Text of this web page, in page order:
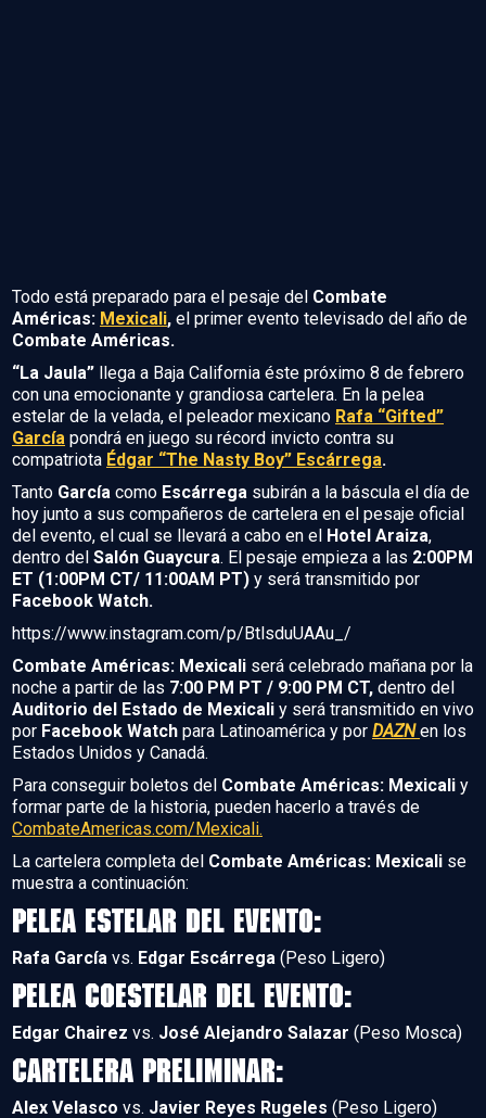
Todo está preparado para el pesaje del Combate
Américas: Mexicali, el primer evento televisado del año de
Combate Américas.
“La Jaula” llega a Baja California éste próximo 8 de febrero
con una emocionante y grandiosa cartelera. En la pelea
estelar de la velada, el peleador mexicano Rafa “Gifted”
García pondrá en juego su récord invicto contra su
compatriota Édgar “The Nasty Boy” Escárrega.
Tanto García como Escárrega subirán a la báscula el día de
hoy junto a sus compañeros de cartelera en el pesaje oficial
del evento, el cual se llevará a cabo en el Hotel Araiza,
dentro del Salón Guaycura. El pesaje empieza a las 2:00PM
ET (1:00PM CT/ 11:00AM PT) y será transmitido por
Facebook Watch.
https://www.instagram.com/p/BtlsduUAAu_/
Combate Américas: Mexicali será celebrado mañana por la
noche a partir de las 7:00 PM PT / 9:00 PM CT, dentro del
Auditorio del Estado de Mexicali y será transmitido en vivo
por Facebook Watch para Latinoamérica y por DAZN en los
Estados Unidos y Canadá.
Para conseguir boletos del Combate Américas: Mexicali y
formar parte de la historia, pueden hacerlo a través de
CombateAmericas.com/Mexicali.
La cartelera completa del Combate Américas: Mexicali se
muestra a continuación:
Pelea Estelar del Evento:
Rafa García vs. Edgar Escárrega (Peso Ligero)
Pelea Coestelar del Evento:
Edgar Chairez vs. José Alejandro Salazar (Peso Mosca)
Cartelera Preliminar:
Alex Velasco vs. Javier Reyes Rugeles (Peso Ligero)